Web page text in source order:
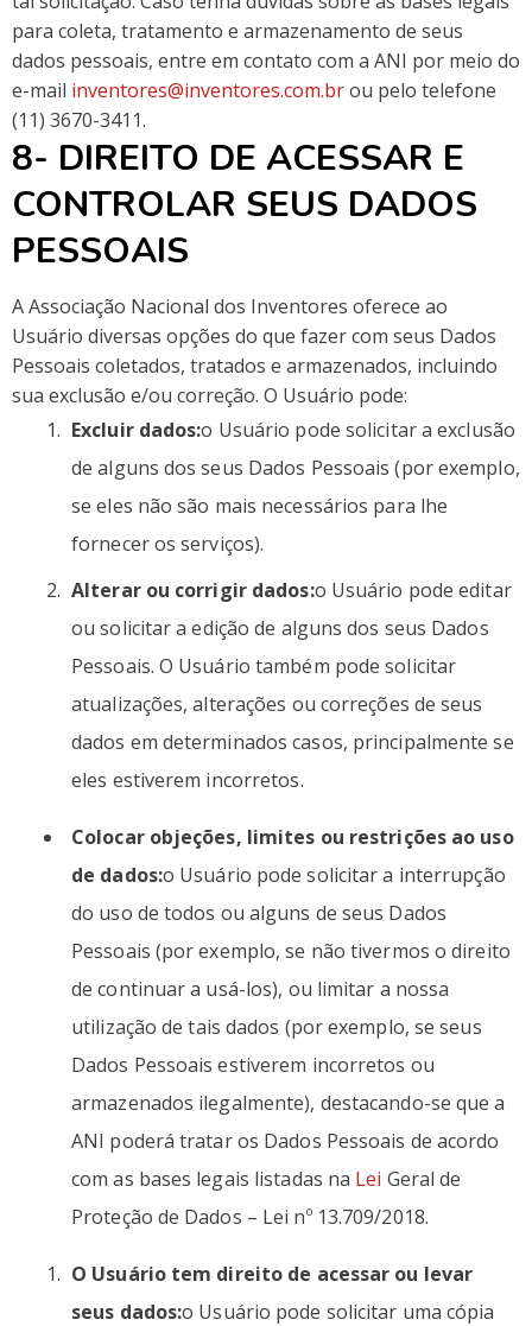
para coleta, tratamento e armazenamento de seus
dados pessoais, entre em contato com a ANI por meio do
e-mail inventores@inventores.com.brou pelo telefone
(11) 3670-3411.
8- DIREITO DE ACESSAR E
CONTROLAR SEUS DADOS
PESSOAIS
A Associação Nacional dos Inventores oferece ao
Usuário diversas opções do que fazer com seus Dados
Pessoais coletados, tratados e armazenados, incluindo
sua exclusão e/ou correção. O Usuário pode:
Excluir dados:o Usuário pode solicitar a exclusão
de alguns dos seus Dados Pessoais (por exemplo,
se eles não são mais necessários para lhe
fornecer os serviços).
Alterar ou corrigir dados:o Usuário pode editar
ou solicitar a edição de alguns dos seus Dados
Pessoais. O Usuário também pode solicitar
atualizações, alterações ou correções de seus
dados em determinados casos, principalmente se
eles estiverem incorretos.
Colocar objeções, limites ou restrições ao uso
de dados:o Usuário pode solicitar a interrupção
do uso de todos ou alguns de seus Dados
Pessoais (por exemplo, se não tivermos o direito
de continuar a usá-los), ou limitar a nossa
utilização de tais dados (por exemplo, se seus
Dados Pessoais estiverem incorretos ou
armazenados ilegalmente), destacando-se que a
ANI poderá tratar os Dados Pessoais de acordo
com as bases legais listadas na Lei Geral de
Proteção de Dados – Lei nº 13.709/2018.
O Usuário tem direito de acessar ou levar
seus dados:o Usuário pode solicitar uma cópia